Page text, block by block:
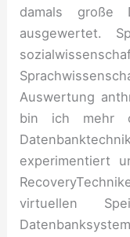
damals große
ausgewertet.
Auswertung
bin ich mehr
experimentiert
virtuellen